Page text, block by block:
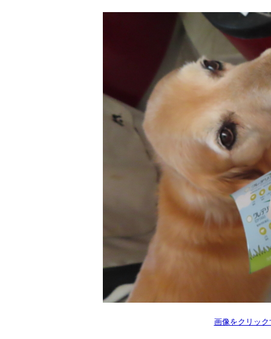
画像をクリッ